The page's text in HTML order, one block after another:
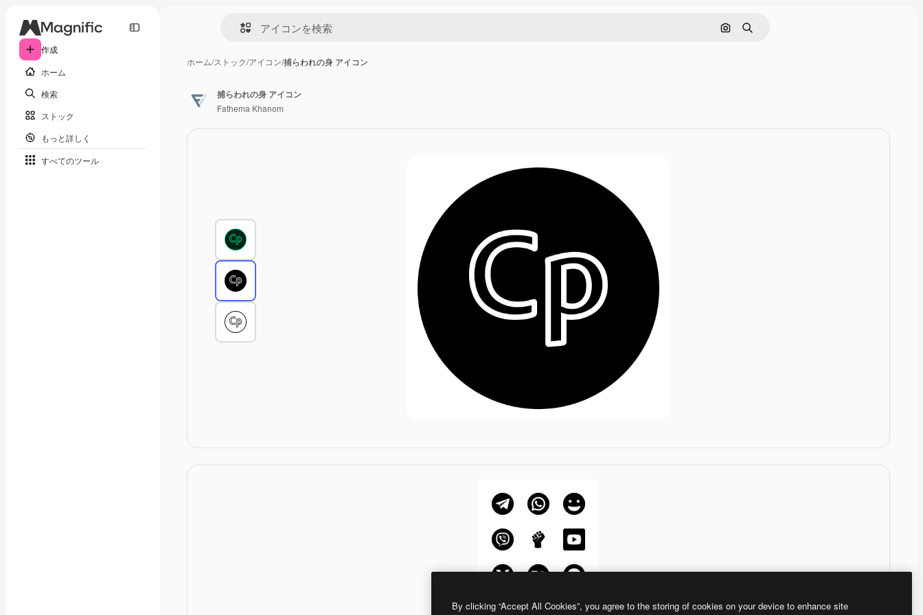
作成
ホーム
検索
ストック
もっと詳しく
すべてのツール
画像で検索
検索
ホーム/ストック/アイコン/捕らわれの身 アイコン
Generic Glyph
捕らわれの身 アイコン
Fathema Khanom
By clicking “Accept All Cookies”, you agree to the storing of cookies on your device to enhance site